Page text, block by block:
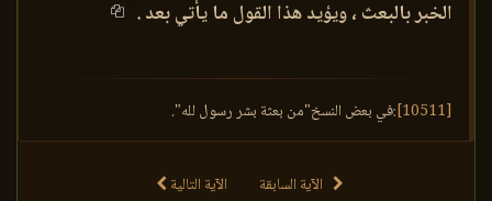
الخبر بالبعث ، ويؤيد هذا القول ما يأتي بعد .
[10511] :في بعض النسخ"من بعثة بشر رسول لله".
الآية السابقة الآية التالية